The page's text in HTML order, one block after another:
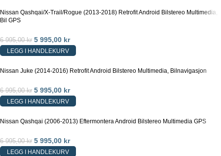
Nissan Qashqai/X-Trail/Rogue (2013-2018) Retrofit Android Bilstereo Multimedia,
Bil GPS
6 995,00kr 5 995,00 kr
LEGG I HANDLEKURV
Nissan Juke (2014-2016) Retrofit Android Bilstereo Multimedia, Bilnavigasjon
6 995,00kr 5 995,00 kr
LEGG I HANDLEKURV
Nissan Qashqai (2006-2013) Eftermontera Android Bilstereo Multimedia GPS
6 995,00kr 5 995,00 kr
LEGG I HANDLEKURV